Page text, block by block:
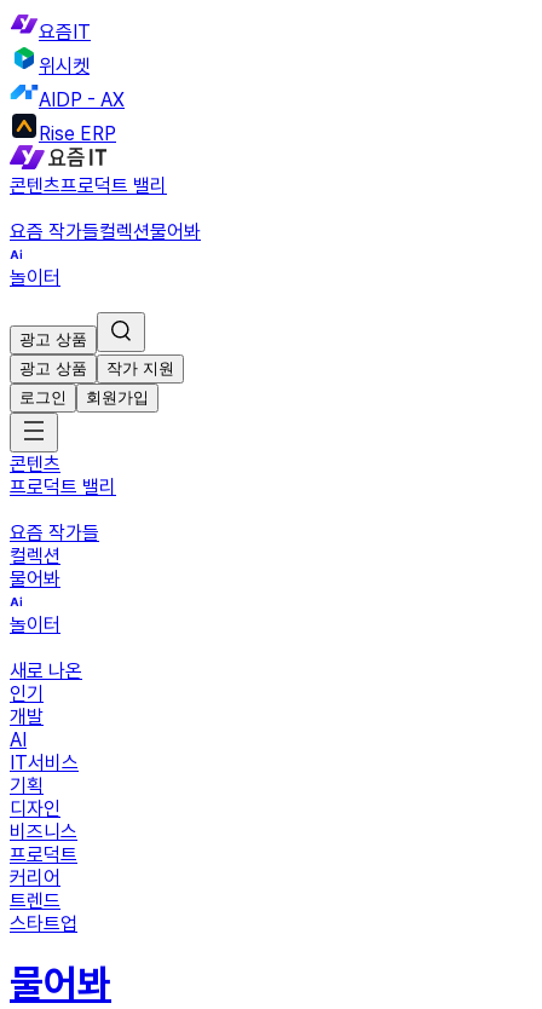
요즘IT
위시켓
AIDP - AX
Rise ERP
콘텐츠프로덕트 밸리
요즘 작가들컬렉션물어봐
놀이터
광고 상품
광고 상품
작가 지원
로그인
회원가입
콘텐츠
프로덕트 밸리
요즘 작가들
컬렉션
물어봐
놀이터
새로 나온
인기
개발
AI
IT서비스
기획
디자인
비즈니스
프로덕트
커리어
트렌드
스타트업
물어봐